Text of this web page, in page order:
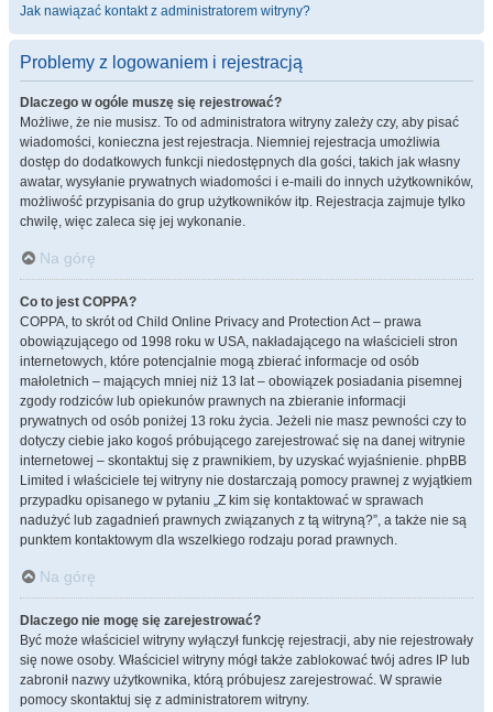
Jak nawiązać kontakt z administratorem witryny?
Problemy z logowaniem i rejestracją
Dlaczego w ogóle muszę się rejestrować?
Możliwe, że nie musisz. To od administratora witryny zależy czy, aby pisać
wiadomości, konieczna jest rejestracja. Niemniej rejestracja umożliwia
dostęp do dodatkowych funkcji niedostępnych dla gości, takich jak własny
awatar, wysyłanie prywatnych wiadomości i e-maili do innych użytkowników,
możliwość przypisania do grup użytkowników itp. Rejestracja zajmuje tylko
chwilę, więc zaleca się jej wykonanie.
Na górę
Co to jest COPPA?
COPPA, to skrót od Child Online Privacy and Protection Act – prawa
obowiązującego od 1998 roku w USA, nakładającego na właścicieli stron
internetowych, które potencjalnie mogą zbierać informacje od osób
małoletnich – mających mniej niż 13 lat – obowiązek posiadania pisemnej
zgody rodziców lub opiekunów prawnych na zbieranie informacji
prywatnych od osób poniżej 13 roku życia. Jeżeli nie masz pewności czy to
dotyczy ciebie jako kogoś próbującego zarejestrować się na danej witrynie
internetowej – skontaktuj się z prawnikiem, by uzyskać wyjaśnienie. phpBB
Limited i właściciele tej witryny nie dostarczają pomocy prawnej z wyjątkiem
przypadku opisanego w pytaniu „Z kim się kontaktować w sprawach
nadużyć lub zagadnień prawnych związanych z tą witryną?”, a także nie są
punktem kontaktowym dla wszelkiego rodzaju porad prawnych.
Na górę
Dlaczego nie mogę się zarejestrować?
Być może właściciel witryny wyłączył funkcję rejestracji, aby nie rejestrowały
się nowe osoby. Właściciel witryny mógł także zablokować twój adres IP lub
zabronił nazwy użytkownika, którą próbujesz zarejestrować. W sprawie
pomocy skontaktuj się z administratorem witryny.